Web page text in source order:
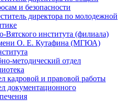
и безопасности
директора по молодежной
Вятского института (филиала)
О. Е. Кутафина (МГЮА)
методический отдел
кадровой и правовой работы
документационного